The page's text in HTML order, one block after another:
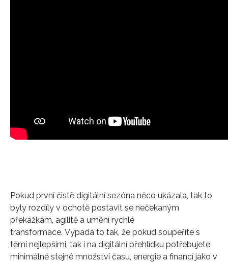
Pokud první čistě digitální sezóna něco ukázala, tak to
byly rozdíly v ochotě postavit se nečekaným
překážkám, agilitě a umění rychlé
transformace. Vypadá to tak, že pokud soupeříte s
těmi nejlepšími, tak i na digitální přehlídku potřebujete
minimálně stejné množství času, energie a financí jako v